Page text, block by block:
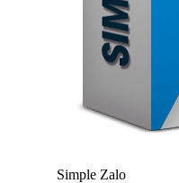
Simple Zalo